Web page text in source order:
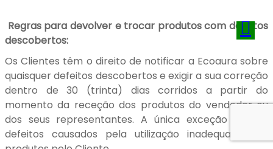
Regras para devolver e trocar produtos com defeitos
descobertos:
Os Clientes têm o direito de notificar a Ecoaura sobre
quaisquer defeitos descobertos e exigir a sua correção
dentro de 30 (trinta) dias corridos a partir do
momento da receção dos produtos do vendedor ou
dos seus representantes. A única exceção são os
defeitos causados pela utilização inadequada dos